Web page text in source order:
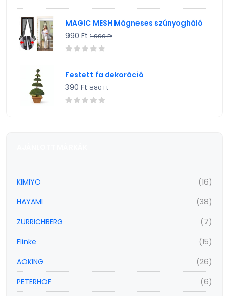
MAGIC MESH Mágneses szúnyogháló
990 Ft 1 990 Ft
Festett fa dekoráció
390 Ft 880 Ft
KIMIYO
(16)
HAYAMI
(38)
ZURRICHBERG
(7)
Flinke
(15)
AOKING
(26)
PETERHOF
(6)